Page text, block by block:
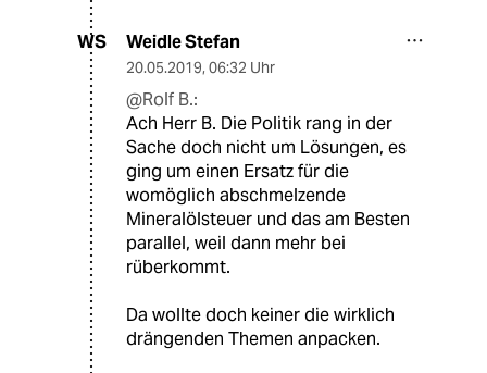
WS Weidle Stefan
20.05.2019, 06:32 Uhr
@Rolf B.:
Ach Herr B. Die Politik rang in der
Sache doch nicht um Lösungen, es
ging um einen Ersatz für die
womöglich abschmelzende
Mineralölsteuer und das am Besten
parallel, weil dann mehr bei
rüberkommt.
Da wollte doch keiner die wirklich
drängenden Themen anpacken.